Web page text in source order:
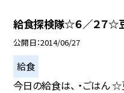
給食探検隊☆６／２７☆
公開日 2014/06/27
給食
今日の給食は、 ・ごはん